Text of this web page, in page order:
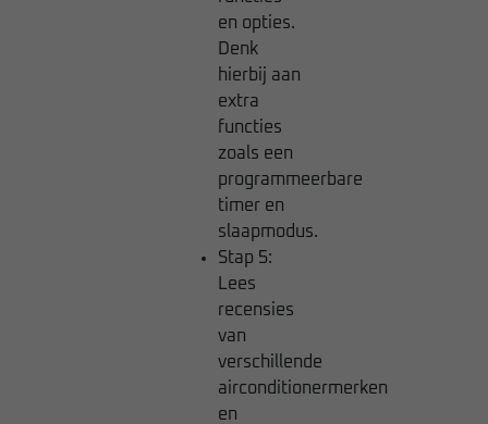
en opties.
Denk
hierbij aan
extra
functies
zoals een
programmeerbare
timer en
slaapmodus.
Stap 5:
Lees
recensies
van
verschillende
airconditionermerken
en